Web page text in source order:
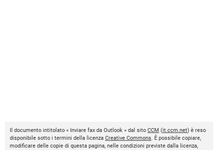
Il documento intitolato « Inviare fax da Outlook » dal sito CCM (it.ccm.net) è reso
disponibile sotto i termini della licenza Creative Commons. È possibile copiare,
modificare delle copie di questa pagina, nelle condizioni previste dalla licenza,